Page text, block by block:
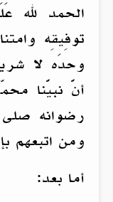
الحمد لله
توفِيقِه
وحدَه لا
أنَّ نبيَّنا
رضوانه صلى
ومن اتبعهم
أما بعد: